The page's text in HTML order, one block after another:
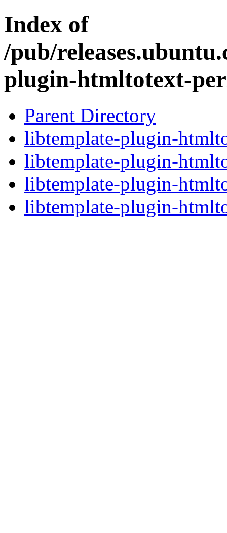
Index of
/pub/
plugin-htmltotext-
Parent Directory
libtemplate-plugin-
libtemplate-plugin-
libtemplate-plugin-
libtemplate-plugin-